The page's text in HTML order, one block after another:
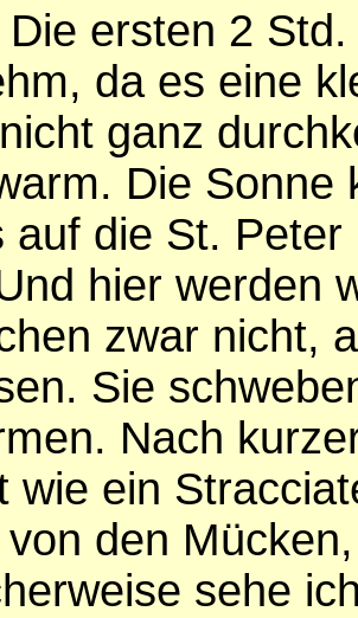
Die ersten 2
da es eine
ganz
Die Sonne
auf die St. Peter
hier werden
zwar nicht,
Sie
Nach
wie ein
den
sehe